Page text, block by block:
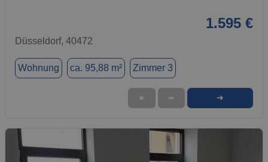
1.595 €
Düsseldorf, 40472
Wohnung ca. 95,88 m² Zimmer 3
★ ➦ ➜